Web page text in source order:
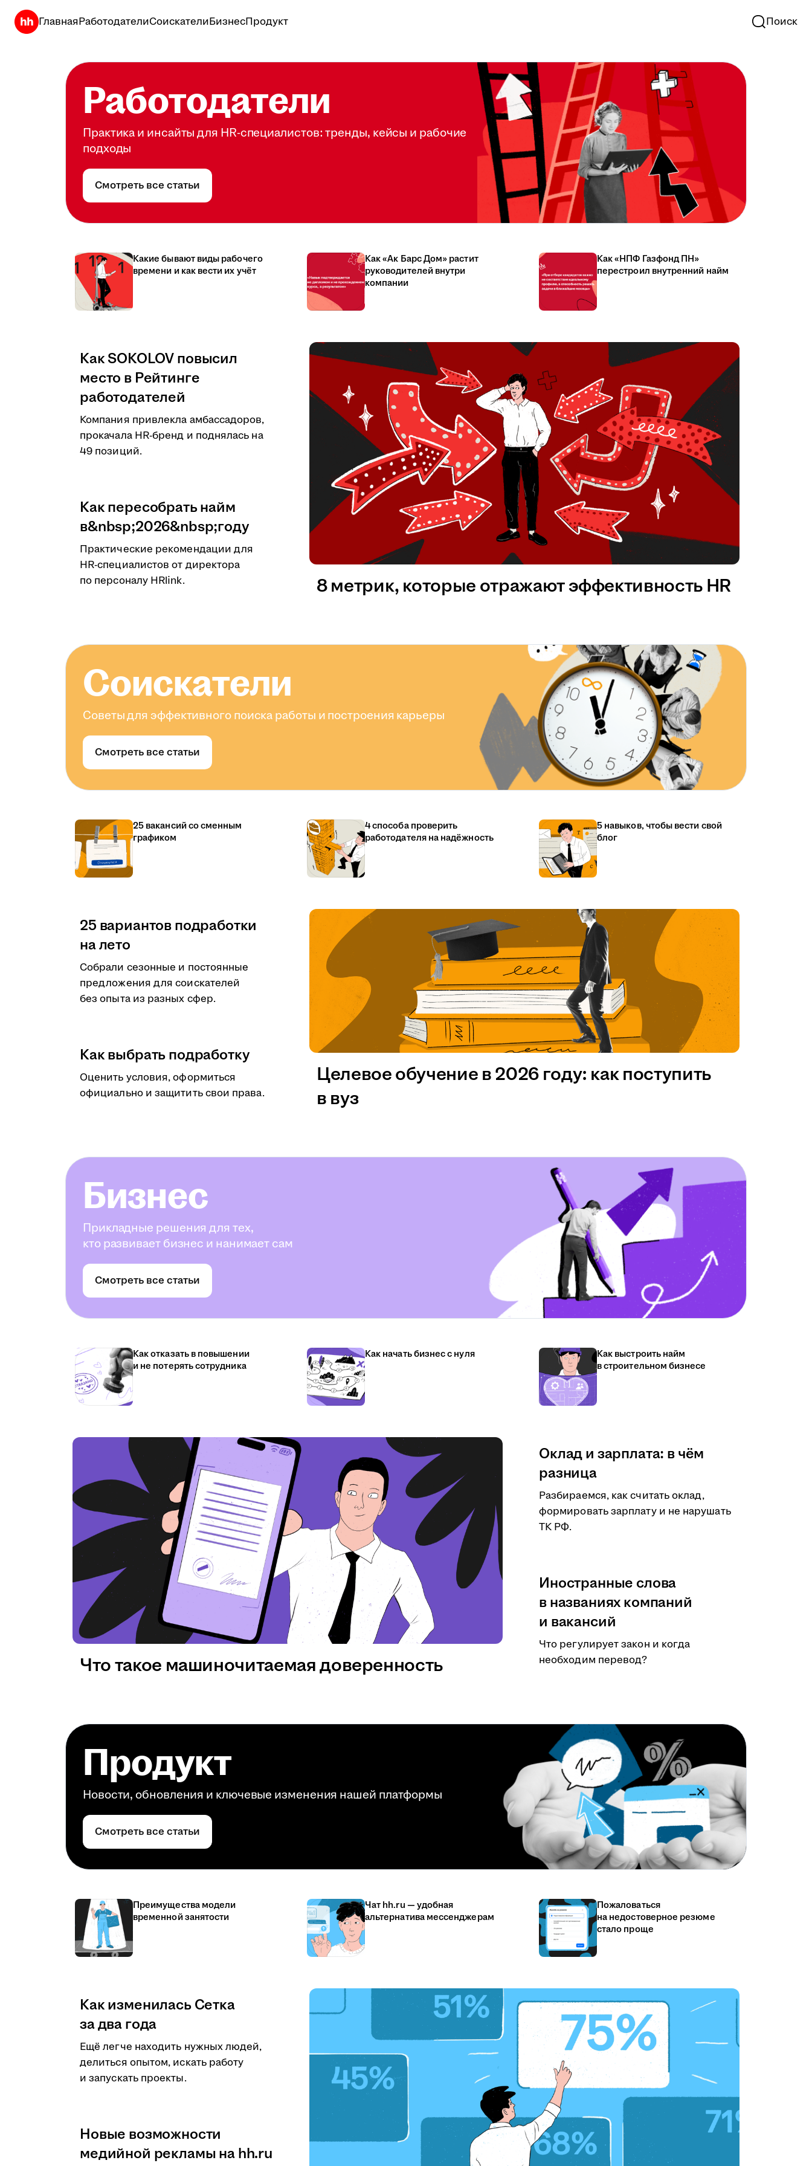
ГлавнаяРаботодателиСоискателиБизнесПродукт Поиск
Работодатели
Практика и инсайты для HR-специалистов: тренды, кейсы и рабочие
подходы
Смотреть все статьи
Какие бывают виды рабочего
времени и как вести их учёт
Как «Ак Барс Дом» растит
руководителей внутри
компании
Как «НПФ Газфонд ПН»
перестроил внутренний найм
Как SOKOLOV повысил
место в Рейтинге
работодателей
Компания привлекла амбассадоров,
прокачала HR-бренд и поднялась на
49 позиций.
Как пересобрать найм
в&nbsp;2026&nbsp;году
Практические рекомендации для
HR-специалистов от директора
по персоналу HRlink.
8 метрик, которые отражают эффективность HR
Соискатели
Советы для эффективного поиска работы и построения карьеры
Смотреть все статьи
25 вакансий со сменным
графиком
4 способа проверить
работодателя на надёжность
5 навыков, чтобы вести свой
блог
25 вариантов подработки
на лето
Собрали сезонные и постоянные
предложения для соискателей
без опыта из разных сфер.
Как выбрать подработку
Оценить условия, оформиться
официально и защитить свои права.
Целевое обучение в 2026 году: как поступить
в вуз
Бизнес
Прикладные решения для тех,
кто развивает бизнес и нанимает сам
Смотреть все статьи
Как отказать в повышении
и не потерять сотрудника
Как начать бизнес с нуля
Как выстроить найм
в строительном бизнесе
Оклад и зарплата: в чём
разница
Разбираемся, как считать оклад,
формировать зарплату и не нарушать
ТК РФ.
Иностранные слова
в названиях компаний
и вакансий
Что регулирует закон и когда
необходим перевод?
Что такое машиночитаемая доверенность
Продукт
Новости, обновления и ключевые изменения нашей платформы
Смотреть все статьи
Преимущества модели
временной занятости
Чат hh.ru — удобная
альтернатива мессенджерам
Пожаловаться
на недостоверное резюме
стало проще
Как изменилась Сетка
за два года
Ещё легче находить нужных людей,
делиться опытом, искать работу
и запускать проекты.
Новые возможности
медийной рекламы на hh.ru